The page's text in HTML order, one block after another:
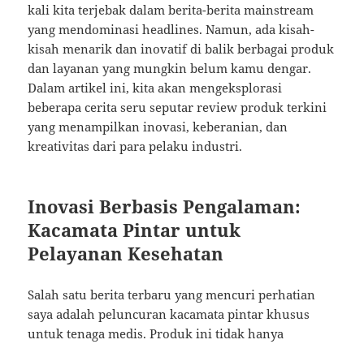
kali kita terjebak dalam berita-berita mainstream
yang mendominasi headlines. Namun, ada kisah-
kisah menarik dan inovatif di balik berbagai produk
dan layanan yang mungkin belum kamu dengar.
Dalam artikel ini, kita akan mengeksplorasi
beberapa cerita seru seputar review produk terkini
yang menampilkan inovasi, keberanian, dan
kreativitas dari para pelaku industri.
Inovasi Berbasis Pengalaman:
Kacamata Pintar untuk
Pelayanan Kesehatan
Salah satu berita terbaru yang mencuri perhatian
saya adalah peluncuran kacamata pintar khusus
untuk tenaga medis. Produk ini tidak hanya